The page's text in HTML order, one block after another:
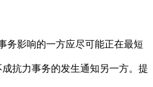
影响的一方应尽可能正在最短
抗力事务的发生通知另一方。提